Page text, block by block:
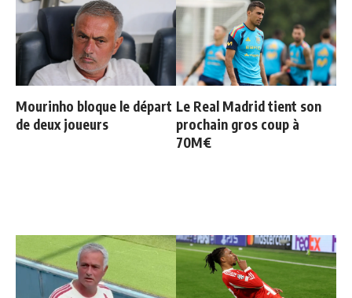
Mourinho bloque le départ
de deux joueurs
Le Real Madrid tient son
prochain gros coup à
70M€